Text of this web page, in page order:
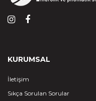
KURUMSAL
İletişim
Sıkça Sorulan Sorular